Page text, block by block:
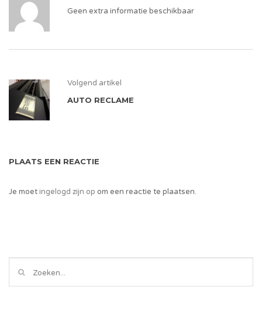
Geen extra informatie beschikbaar
Volgend artikel
AUTO RECLAME
PLAATS EEN REACTIE
Je moetingelogd zijn op om een reactie te plaatsen.